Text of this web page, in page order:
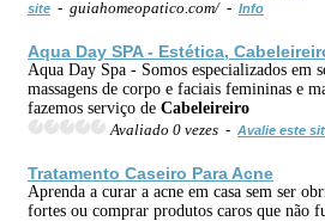
site - guiahomeopatico.com/ - Info
Aqua Day SPA - Estética,
Aqua Day Spa - Somos especializados em
massagens de corpo e faciais femininas e
fazemos serviço de Cabeleireiro
Avaliado 0 vezes - Avalie este
Tratamento Caseiro Para Acne
Aprenda a curar a acne em casa sem ser
fortes ou comprar produtos caros que não